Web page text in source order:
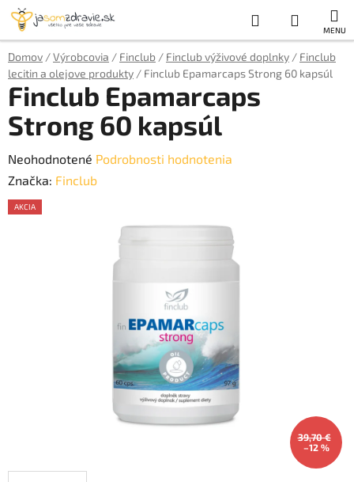
Prejsť
obsah
Hľadať
KOŠÍK
Domov /Výrobcovia / Finclub / Finclub výživové doplnky / Finclub
lecitin a olejove produkty / Finclub Epamarcaps Strong 60 kapsúl
Finclub Epamarcaps
Strong 60 kapsúl
Priemerné
hodnotenie
produktu
Neohodnotené Podrobnosti hodnotenia
Značka: Finclub
AKCIA
39,70 €
–12 %